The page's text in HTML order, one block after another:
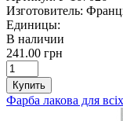
Изготовитель:
Единицы:
В наличии
241.00 грн
Купить
Фарба лакова для